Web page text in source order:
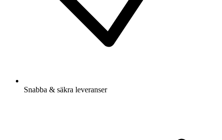
Snabba & säkra leveranser